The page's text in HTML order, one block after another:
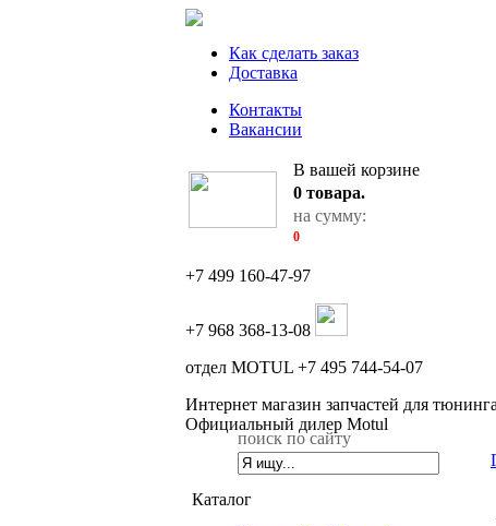
Как сделать заказ
Доставка
Контакты
Вакансии
В вашей корзине
0 товара.
на сумму:
0
+7 499 160-47-97
+7 968 368-13-08
отдел MOTUL +7 495 744-54-07
Интернет магазин запчастей для
Официальный дилер Motul
поиск по сайту
Каталог